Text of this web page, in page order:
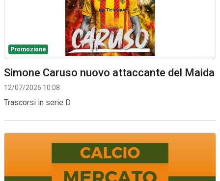
Promozione
Simone Caruso nuovo attaccante del Maida
12/07/2026 10:08
Trascorsi in serie D